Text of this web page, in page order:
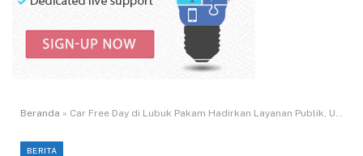
Beranda » Car Free Day di Lubuk Pakam Hadirkan Layanan Publik, UMKM, dan Ruang Kreativitas Warga
BERITA